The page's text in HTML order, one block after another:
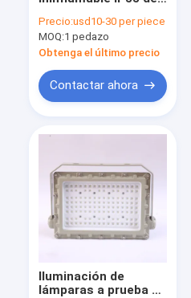
prueba de
explosiones de ATEX
Precio:usd10-30 per piece
MOQ:1 pedazo
Obtenga el último precio
Contactar ahora
Iluminación de
lámparas a prueba de